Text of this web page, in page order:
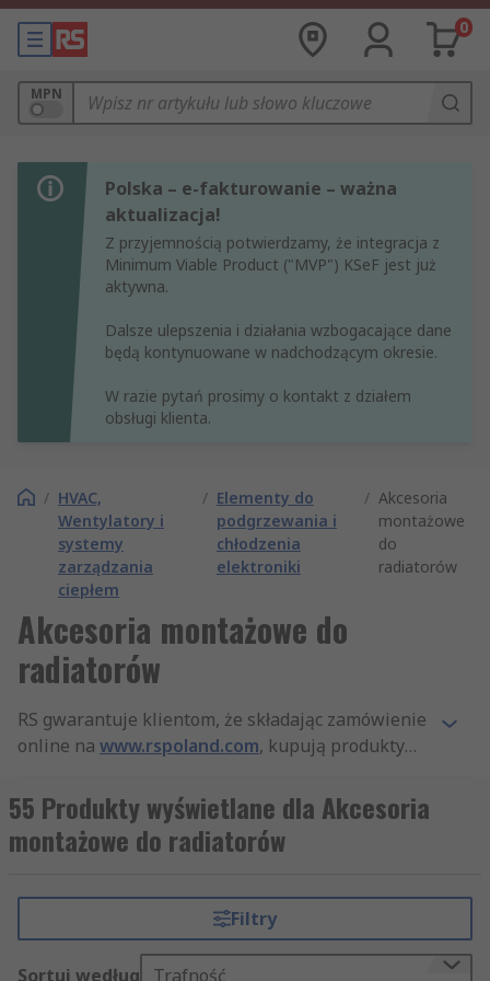
0
MPN
Polska – e-fakturowanie – ważna
aktualizacja!
Z przyjemnością potwierdzamy, że integracja z
Minimum Viable Product ("MVP") KSeF jest już
aktywna.
Dalsze ulepszenia i działania wzbogacające dane
będą kontynuowane w nadchodzącym okresie.
W razie pytań prosimy o kontakt z działem
obsługi klienta.
/ HVAC,
Wentylatory i
systemy
zarządzania
ciepłem
/ Elementy do
podgrzewania i
chłodzenia
elektroniki
/ Akcesoria
montażowe
do
radiatorów
Akcesoria montażowe do
radiatorów
RS gwarantuje klientom, że składając zamówienie
online na www.rspoland.com, kupują produkty
standardy bezpieczeństwa. Nasza firma słynie też
z profesjonalnej obsługi klienta. Dzięki
szerokiemu asortymentowi produktów z
także innych artykułów z działów Elektroniczne
ogrzewanie i chłodzenie i HVAC, Wentylatory i
systemy zarządzania ciepłem, jesteśmy najlepiej
55 Produkty wyświetlane dla Akcesoria
montażowe do radiatorów
Filtry
Sortuj według Trafność